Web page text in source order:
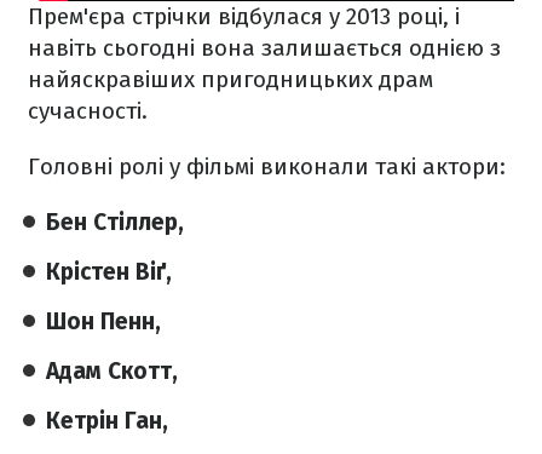
Прем'єра стрічки відбулася у 2013 році, і
навіть сьогодні вона залишається однією з
найяскравіших пригодницьких драм
сучасності.
Головні ролі у фільмі виконали такі актори:
Бен Стіллер,
Крістен Віґ,
Шон Пенн,
Адам Скотт,
Кетрін Ган,